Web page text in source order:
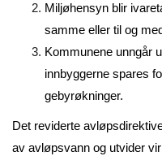
Miljøhensyn blir
samme eller til og
Kommunene unngår
innbyggerne spares
gebyrøkninger.
Det reviderte
av avløpsvann og utvider